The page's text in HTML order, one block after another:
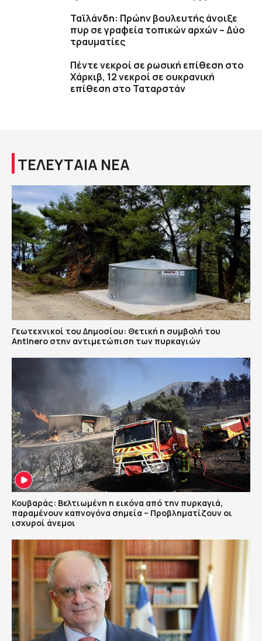
Ταϊλάνδη: Πρώην βουλευτής άνοιξε
πυρ σε γραφεία τοπικών αρχών – Δύο
τραυματίες
Πέντε νεκροί σε ρωσική επίθεση στο
Χάρκιβ, 12 νεκροί σε ουκρανική
επίθεση στο Ταταρστάν
ΤΕΛΕΥΤΑΙΑ ΝΕΑ
Γεωτεχνικοί του Δημοσίου: Θετική η συμβολή του
Antinero στην αντιμετώπιση των πυρκαγιών
Κουβαράς: Βελτιωμένη η εικόνα από την πυρκαγιά,
παραμένουν καπνογόνα σημεία – Προβληματίζουν οι
ισχυροί άνεμοι